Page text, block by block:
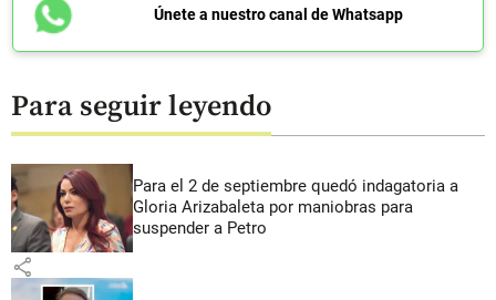
Únete a nuestro canal de Whatsapp
Para seguir leyendo
Para el 2 de septiembre quedó indagatoria a
Gloria Arizabaleta por maniobras para
suspender a Petro
share